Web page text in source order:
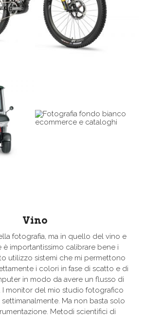
Vino
fotografia, ma in quello del vino e
importantissimo calibrare bene i
utilizzo sistemi che mi permettono
i colori in fase di scatto e di
in modo da avere un flusso di
monitor del mio studio fotografico
Ma non basta solo
Metodi scientifici di